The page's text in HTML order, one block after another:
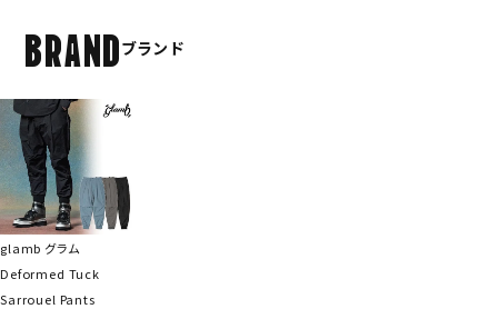
BRANDブランド
glamb グラム
Deformed Tuck
Sarrouel Pants